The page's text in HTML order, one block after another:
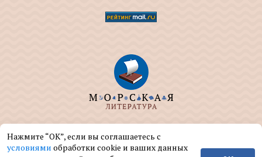
ООО "МОРКНИГА" занимается изданием и
реализацией книг на морскую тематику.
Нажмите “ОК”, если вы соглашаетесь с
условиями обработки cookie и ваших данных